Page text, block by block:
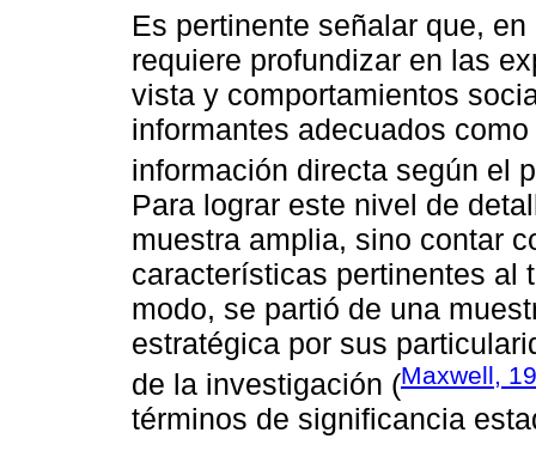
Es pertinente señalar que,
requiere profundizar en las
vista y comportamientos
informantes adecuados
información directa según el
Para lograr este nivel de
muestra amplia, sino contar
características pertinentes al
modo, se partió de una
estratégica por sus
de la investigación (Maxwell,
términos de significancia